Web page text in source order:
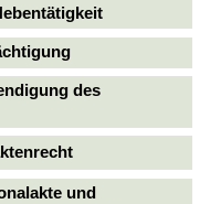
des
und